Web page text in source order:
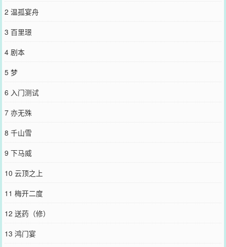
质还是主角被夺走了气运再抢回来，有气绝不憋着，有仇当场报，跟
赐自尽●高高在上的神明下神坛。前期有误会，伏笔多，前期相爱相
喜欢受，受同样，攻受锁死，禁拆逆，两个神经病谈恋爱，一个疯批
文颜值战力巅峰。●我流修仙文，设定来自百度，部分私设，谢绝考
挂预收～-《网恋到隔壁寝室后翻车了》-【轻松沙雕小甜文，又怂又
峡谷“网恋”了一个野王大佬，天天对着人家喊老公。一开始，野王：
账］新赛季了来上分，老婆要玩我的号吗，刚拿的国标，骂你？怕什
得好，喊上一个月，他自己都会觉得是你老公。时逾白美滋滋。然后
舍出去撸串喝酒笑成傻逼互认儿子的隔壁宿舍的好兄弟。好兄弟拿着
放风筝。”然后松手发送。嗡——时逾白的手机进了新消息。时逾白两
的床帘被掀开，时逾白裹着被子怂成一团，沈卿尘卡着他的脸，“时同
认识的时候：受宿舍：“卧槽小白你叫谁老公呢？”攻宿舍：“卧槽沈卿
2 温孤宴舟
3 百里璟
4 剧本
5 梦
6 入门测试
7 亦无殊
8 千山雪
9 下马威
10 云顶之上
11 梅开二度
12 送药（修）
13 鸿门宴